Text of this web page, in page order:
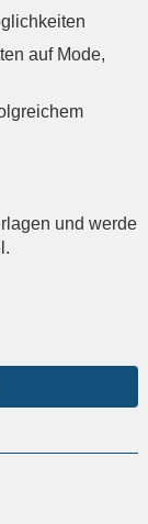
auf Mode,
und werde